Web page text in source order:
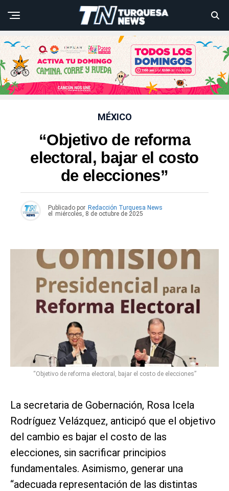
MÉXICO
“Objetivo de reforma
electoral, bajar el costo
de elecciones”
Publicado por Redacción Turquesa News
el
miércoles, 8 de octubre de 2025
“Objetivo de reforma electoral, bajar el costo de elecciones”
La secretaria de Gobernación, Rosa Icela
Rodríguez Velázquez, anticipó que el objetivo
del cambio es bajar el costo de las
elecciones, sin sacrificar principios
fundamentales. Asimismo, generar una
“adecuada representación de las distintas